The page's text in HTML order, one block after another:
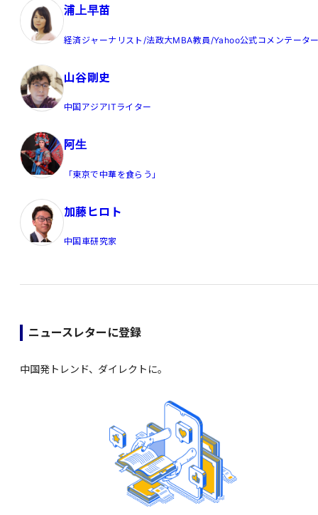
浦上早苗
経済ジャーナリスト/法政大MBA教員/Yahoo公式コメンテータ
山谷剛史
中国アジアITライター
阿生
「東京で中華を食らう」
加藤ヒロト
中国車研究家
ニュースレターに登録
中国発トレンド、ダイレクトに。